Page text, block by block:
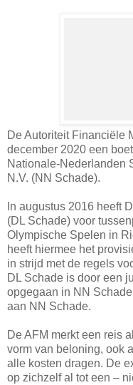
De Autoriteit Financiële
december 2020 een
Nationale-Nederlanden
N.V. (NN Schade).
In augustus 2016 heeft
(DL Schade) voor
Olympische Spelen in
heeft hiermee het
in strijd met de regels
DL Schade is door een
opgegaan in NN
aan NN Schade.
De AFM merkt een reis
vorm van beloning, ook
alle kosten dragen. De
op zichzelf al tot een –